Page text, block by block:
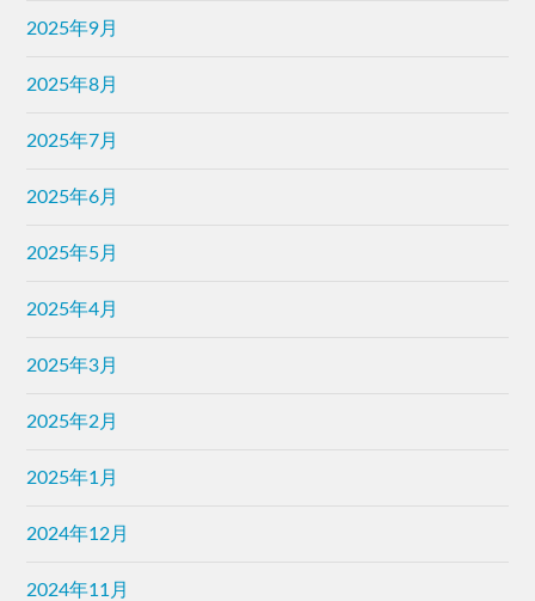
2025年9月
2025年8月
2025年7月
2025年6月
2025年5月
2025年4月
2025年3月
2025年2月
2025年1月
2024年12月
2024年11月